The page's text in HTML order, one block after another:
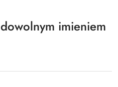
imieniem